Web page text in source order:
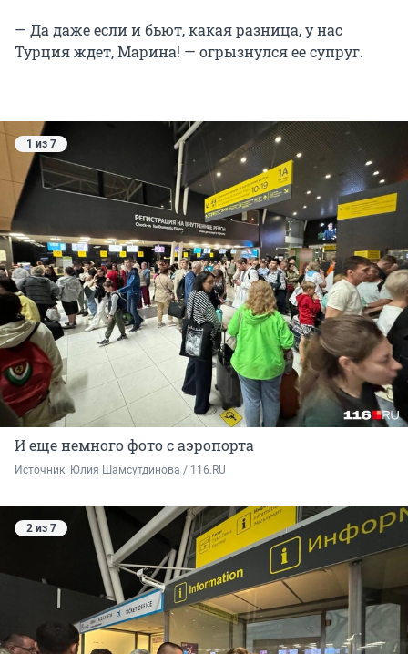
— Да даже если и бьют, какая разница, у нас
Турция ждет, Марина! — огрызнулся ее супруг.
1 из 7
И еще немного фото с аэропорта
Источник: Юлия Шамсутдинова / 116.RU
2 из 7